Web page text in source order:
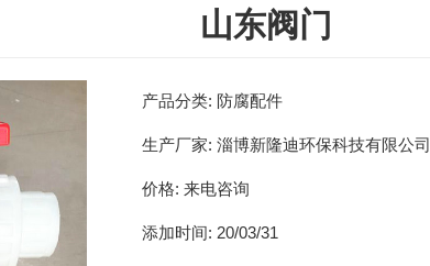
山东阀门
产品分类: 防腐配件
生产厂家: 淄博新隆迪环保科技有限公司
价格: 来电咨询
添加时间: 20/03/31